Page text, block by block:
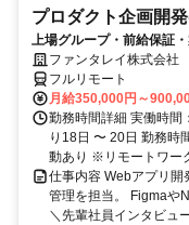
プロダクト企画開
上場グループ・前給保証
ファンタレイ株式会社
フルリモート
月給350,000円～
勤務時間詳細 実働時間
り18日 〜 20日 勤務
動あり ※リモートワー
仕事内容 Webアプリ開
管理を担当。 Figmaや
＼先輩社員インタビュ